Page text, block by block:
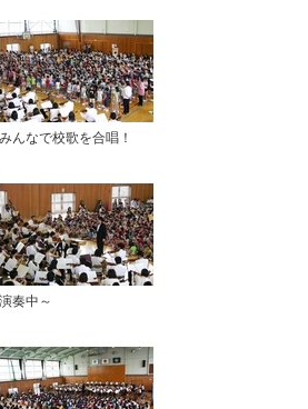
みんなで校歌を合唱！
演奏中～